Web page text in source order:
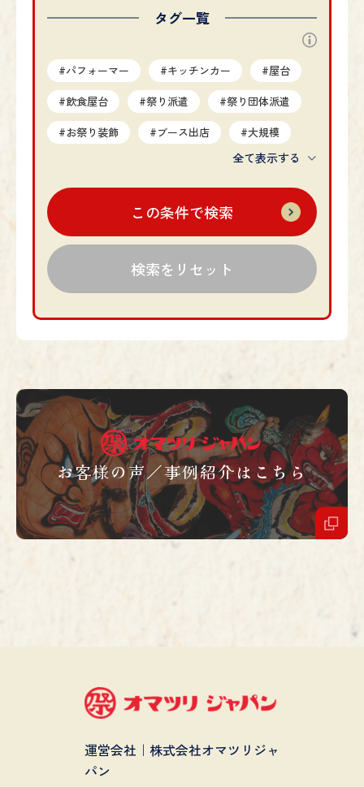
タグ一覧
#パフォーマー #キッチンカー
#屋台
#飲食屋台
#祭り派遣
#祭り団体派遣
#お祭り装飾
#ブース出店
#大規模
#縁日体験コンテンツ
#タイアップ企画
#イベントプロデュース
#インバウンド
#広告掲出
#協賛
全て表示する
この条件で検索
お客様の声／事例紹介はこちら
運営会社｜株式会社オマツリジャ
パン